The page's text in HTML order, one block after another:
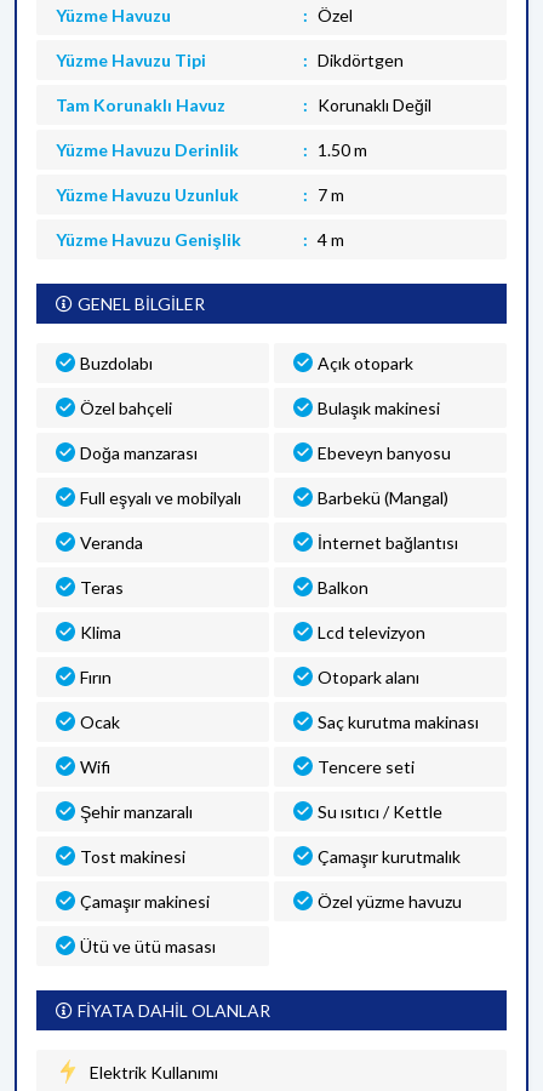
Yüzme Havuzu Özel
Yüzme Havuzu Tipi Dikdörtgen
Tam Korunaklı Havuz Korunaklı Değil
Yüzme Havuzu Derinlik 1.50 m
Yüzme Havuzu Uzunluk 7 m
Yüzme Havuzu Genişlik 4 m
GENEL BİLGİLER
Buzdolabı Açık otopark
Özel bahçeli Bulaşık makinesi
Doğa manzarası Ebeveyn banyosu
Full eşyalı ve mobilyalı Barbekü (Mangal)
Veranda İnternet bağlantısı
Teras Balkon
Klima Lcd televizyon
Fırın Otopark alanı
Ocak Saç kurutma makinası
Wifi Tencere seti
Şehir manzaralı Su ısıtıcı / Kettle
Tost makinesi Çamaşır kurutmalık
Çamaşır makinesi Özel yüzme havuzu
Ütü ve ütü masası
FİYATA DAHİL OLANLAR
Elektrik Kullanımı